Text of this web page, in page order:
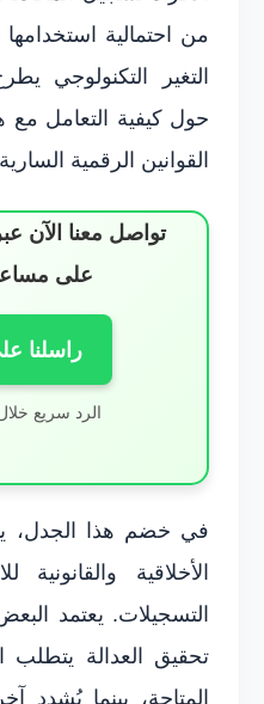
من احتمالية استخدامها
التغير التكنولوجي
حول كيفية التعامل
القوانين الرقمية
تواصل معنا الآن
على
راسلنا
الرد سريع
في خضم هذا الجدل،
الأخلاقية
التسجيلات. يعتمد
تحقيق العدالة يتطلب
المتاحة، بينما